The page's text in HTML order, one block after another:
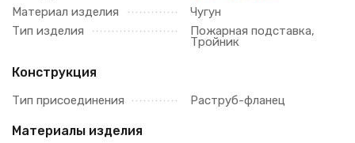
Материал изделия
Чугун
Тип изделия
Пожарная подставка,
Тройник
Конструкция
Тип присоединения Раструб-фланец
Материалы изделия